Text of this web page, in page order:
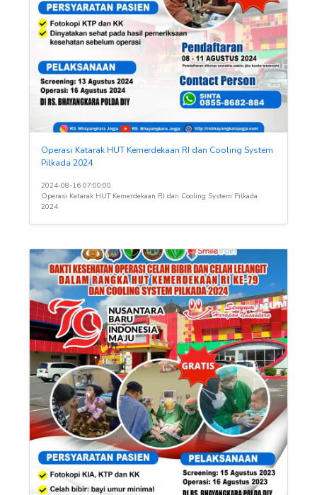
Operasi Katarak HUT Kemerdekaan RI dan Cooling System
Pilkada 2024
2024-08-16 07:00:00
Operasi Katarak HUT Kemerdekaan RI dan Cooling System Pilkada
2024